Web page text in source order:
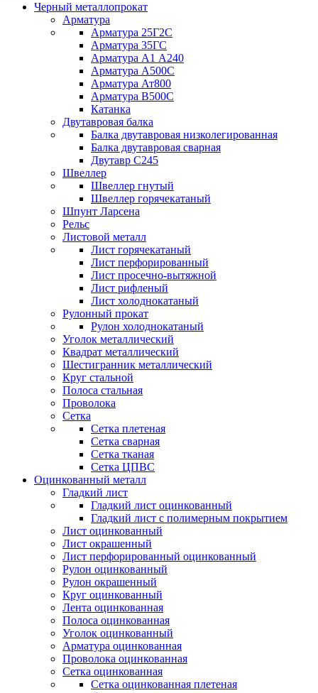
Черный металлопрокат
Арматура
Арматура 25Г2С
Арматура 35ГС
Арматура А1 А240
Арматура А500С
Арматура Ат800
Арматура В500С
Катанка
Двутавровая балка
Балка двутавровая низколегированная
Балка двутавровая сварная
Двутавр С245
Швеллер
Швеллер гнутый
Швеллер горячекатаный
Шпунт Ларсена
Рельс
Листовой металл
Лист горячекатаный
Лист перфорированный
Лист просечно-вытяжной
Лист рифленый
Лист холоднокатаный
Рулонный прокат
Рулон холоднокатаный
Уголок металлический
Квадрат металлический
Шестигранник металлический
Круг стальной
Полоса стальная
Проволока
Сетка
Сетка плетеная
Сетка сварная
Сетка тканая
Сетка ЦПВС
Оцинкованный металл
Гладкий лист
Гладкий лист оцинкованный
Гладкий лист с полимерным покрытием
Лист оцинкованный
Лист окрашенный
Лист перфорированный оцинкованный
Рулон оцинкованный
Рулон окрашенный
Круг оцинкованный
Лента оцинкованная
Полоса оцинкованная
Уголок оцинкованный
Арматура оцинкованная
Проволока оцинкованная
Сетка оцинкованная
Сетка оцинкованная плетеная